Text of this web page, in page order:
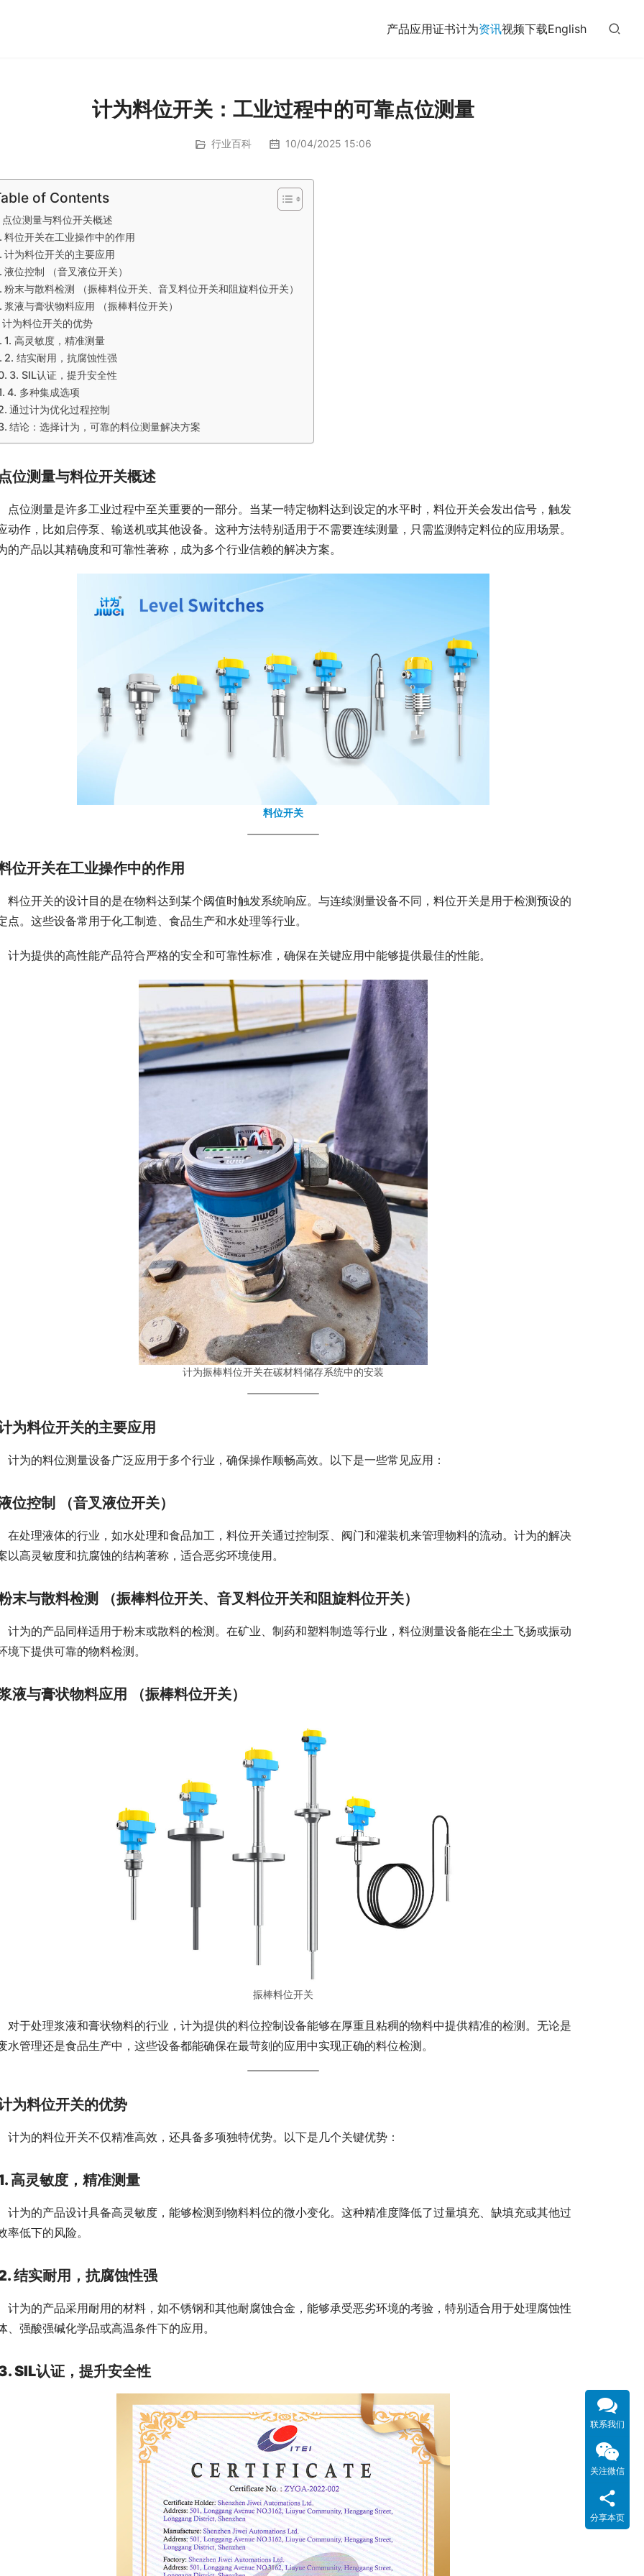
产品应用证书计为资讯视频下载English
计为料位开关：工业过程中的可靠点位测量
行业百科 10/04/2025 15:06
of Contents
点位测量与料位开关概述
料位开关在工业操作中的作用
计为料位开关的主要应用
液位控制 （音叉液位开关）
粉末与散料检测 （振棒料位开关、音叉料位开关和阻旋料位开关）
浆液与膏状物料应用 （振棒料位开关）
计为料位开关的优势
1. 高灵敏度，精准测量
2. 结实耐用，抗腐蚀性强
3. SIL认证，提升安全性
4. 多种集成选项
通过计为优化过程控制
结论：选择计为，可靠的料位测量解决方案
位测量与料位开关概述
测量是许多工业过程中至关重要的一部分。当某一特定物料达到设定的水平时，料位开关会发出信号，触发
动作，比如启停泵、输送机或其他设备。这种方法特别适用于不需要连续测量，只需监测特定料位的应用场景。
的产品以其精确度和可靠性著称，成为多个行业信赖的解决方案。
料位开关
位开关在工业操作中的作用
开关的设计目的是在物料达到某个阈值时触发系统响应。与连续测量设备不同，料位开关是用于检测预设的
点。这些设备常用于化工制造、食品生产和水处理等行业。
提供的高性能产品符合严格的安全和可靠性标准，确保在关键应用中能够提供最佳的性能。
计为振棒料位开关在碳材料储存系统中的安装
为料位开关的主要应用
的料位测量设备广泛应用于多个行业，确保操作顺畅高效。以下是一些常见应用：
位控制 （音叉液位开关）
理液体的行业，如水处理和食品加工，料位开关通过控制泵、阀门和灌装机来管理物料的流动。计为的解决
以高灵敏度和抗腐蚀的结构著称，适合恶劣环境使用。
末与散料检测 （振棒料位开关、音叉料位开关和阻旋料位开关）
的产品同样适用于粉末或散料的检测。在矿业、制药和塑料制造等行业，料位测量设备能在尘土飞扬或振动
境下提供可靠的物料检测。
液与膏状物料应用 （振棒料位开关）
振棒料位开关
处理浆液和膏状物料的行业，计为提供的料位控制设备能够在厚重且粘稠的物料中提供精准的检测。无论是
水管理还是食品生产中，这些设备都能确保在最苛刻的应用中实现正确的料位检测。
为料位开关的优势
的料位开关不仅精准高效，还具备多项独特优势。以下是几个关键优势：
高灵敏度，精准测量
的产品设计具备高灵敏度，能够检测到物料料位的微小变化。这种精准度降低了过量填充、缺填充或其他过
率低下的风险。
结实耐用，抗腐蚀性强
的产品采用耐用的材料，如不锈钢和其他耐腐蚀合金，能够承受恶劣环境的考验，特别适合用于处理腐蚀性
、强酸强碱化学品或高温条件下的应用。
SIL认证，提升安全性
联系我们
关注微信
分享本页